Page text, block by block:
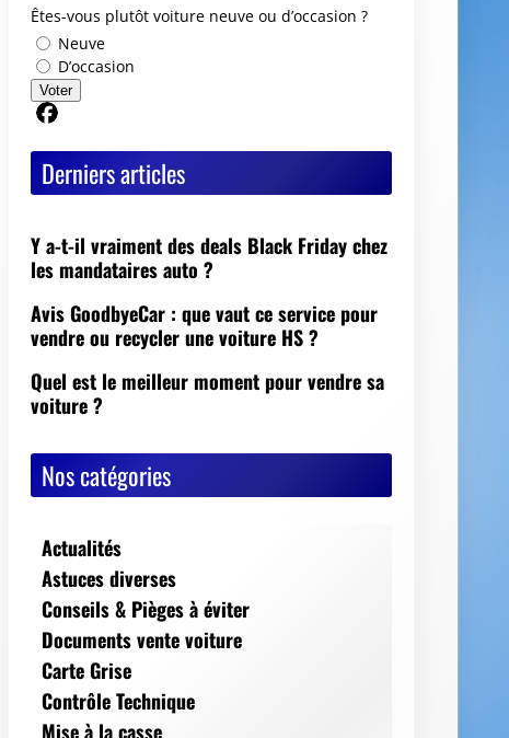
Êtes-vous plutôt voiture neuve ou d’occasion ?
Neuve
D’occasion
Voter
Derniers articles
Y a-t-il vraiment des deals Black Friday chez
les mandataires auto ?
Avis GoodbyeCar : que vaut ce service pour
vendre ou recycler une voiture HS ?
Quel est le meilleur moment pour vendre sa
voiture ?
Nos catégories
Actualités
Astuces diverses
Conseils & Pièges à éviter
Documents vente voiture
Carte Grise
Contrôle Technique
Mise à la casse